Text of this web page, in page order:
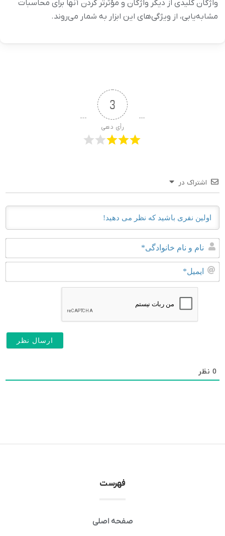
واژگان کلیدی از دیگر واژگان و مؤثرتر کردن آنها برای محاسبات
مشابه‌یابی، از ویژگی‌های این ابزار به شمار می‌روند.
3
رأی دهی
اشتراک در
0 نظر
فهرست
صفحه اصلی